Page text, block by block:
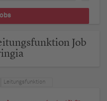
Job
Leitungsfunktion